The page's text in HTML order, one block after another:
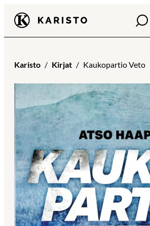
Siirry
suoraan
sisältöön
Karisto Haku
Karisto Kirjat Kaukopartio Veto